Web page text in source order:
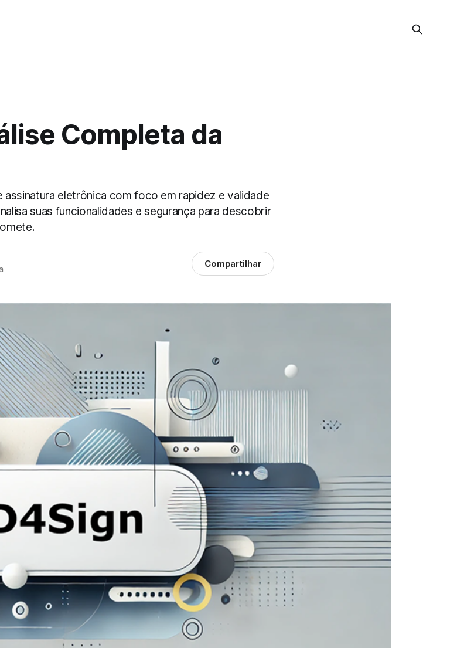
Completa da
assinatura eletrônica com foco em rapidez e validade
suas funcionalidades e segurança para descobrir
Compartilhar